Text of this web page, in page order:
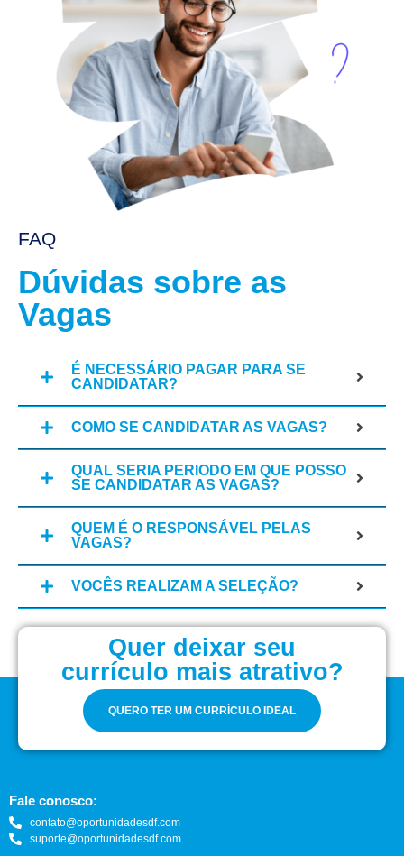
FAQ
Dúvidas sobre as
Vagas
É NECESSÁRIO PAGAR PARA SE
CANDIDATAR?
COMO SE CANDIDATAR AS VAGAS?
QUAL SERIA PERIODO EM QUE POSSO
SE CANDIDATAR AS VAGAS?
QUEM É O RESPONSÁVEL PELAS
VAGAS?
VOCÊS REALIZAM A SELEÇÃO?
Quer deixar seu
currículo mais atrativo?
QUERO TER UM CURRÍCULO IDEAL
Fale conosco:
contato@oportunidadesdf.com
suporte@oportunidadesdf.com